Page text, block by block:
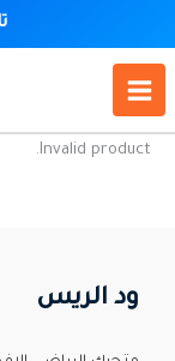
إلى
المحتوى
Invalid product.
ود الريس